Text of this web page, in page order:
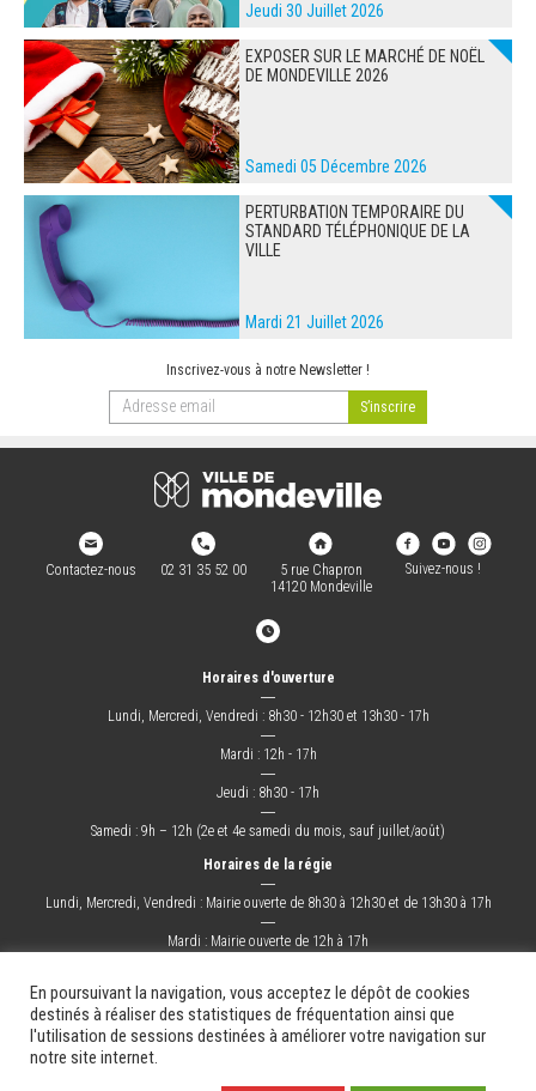
Jeudi 30 Juillet 2026
EXPOSER SUR LE MARCHÉ DE NOËL
DE MONDEVILLE 2026
Samedi 05 Décembre 2026
PERTURBATION TEMPORAIRE DU
STANDARD TÉLÉPHONIQUE DE LA
VILLE
Mardi 21 Juillet 2026
Inscrivez-vous à notre Newsletter !
Contactez-nous 02 31 35 52 00
5 rue Chapron
14120 Mondeville
Suivez-nous !
Horaires d'ouverture
―
Lundi, Mercredi, Vendredi : 8h30 - 12h30 et 13h30 - 17h
―
Mardi : 12h - 17h
―
Jeudi : 8h30 - 17h
―
Samedi : 9h – 12h (2e et 4e samedi du mois, sauf juillet/août)
Horaires de la régie
―
Lundi, Mercredi, Vendredi : Mairie ouverte de 8h30 à 12h30 et de 13h30 à 17h
―
Mardi : Mairie ouverte de 12h à 17h
La Ville Mes démarches Grandir ! Sortir ! Changer !
Les docs.
Mentions légales
En poursuivant la navigation, vous acceptez le dépôt de cookies
destinés à réaliser des statistiques de fréquentation ainsi que
l'utilisation de sessions destinées à améliorer votre navigation sur
notre site internet.